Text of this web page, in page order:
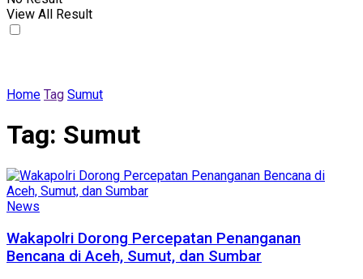
View All Result
Home Tag Sumut
Tag: Sumut
News
Wakapolri Dorong Percepatan Penanganan
Bencana di Aceh, Sumut, dan Sumbar